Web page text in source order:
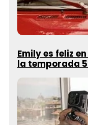
Emily es feliz
la temporada